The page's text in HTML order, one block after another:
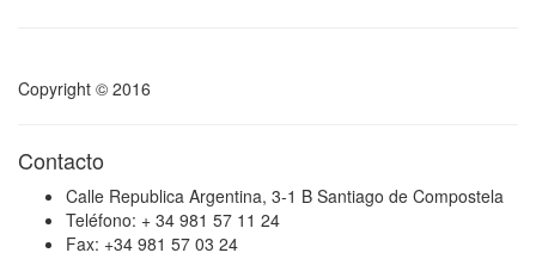
Copyright © 2016
Contacto
Calle Republica Argentina, 3-1 B Santiago de Compostela
Teléfono: + 34 981 57 11 24
Fax: +34 981 57 03 24